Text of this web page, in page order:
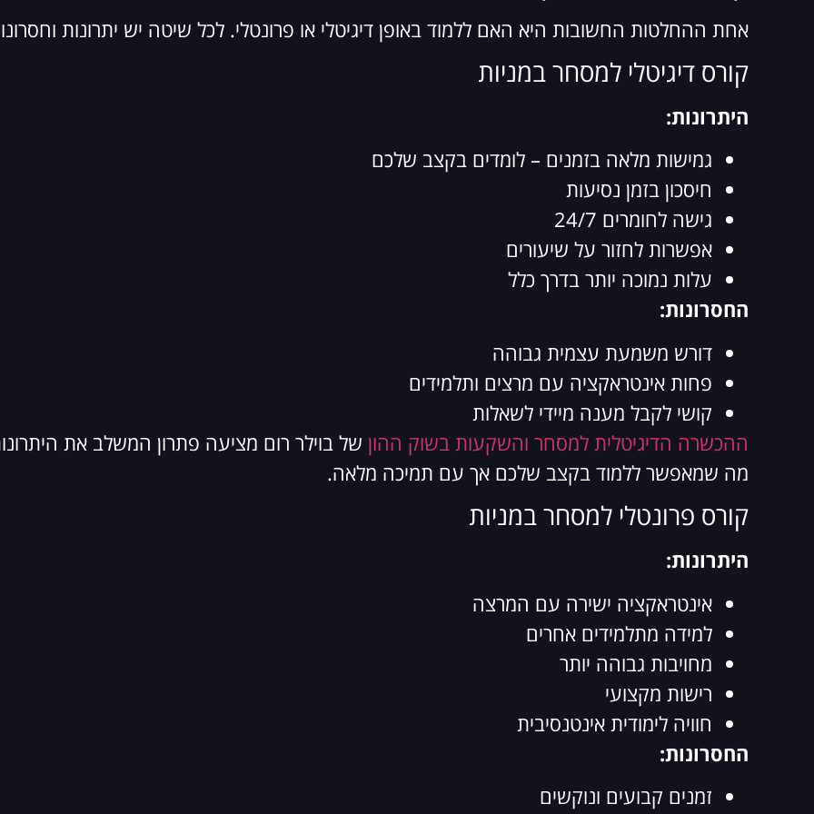
אחת ההחלטות החשובות היא האם ללמוד באופן דיגיטלי או פרונטלי. לכל שיטה יש יתרונות
קורס דיגיטלי למסחר במניות
היתרונות:
גמישות מלאה בזמנים – לומדים בקצב שלכם
חיסכון בזמן נסיעות
גישה לחומרים 24/7
אפשרות לחזור על שיעורים
עלות נמוכה יותר בדרך כלל
החסרונות:
דורש משמעת עצמית גבוהה
פחות אינטראקציה עם מרצים ותלמידים
קושי לקבל מענה מיידי לשאלות
ההכשרה הדיגיטלית למסחר והשקעות בשוק ההון של בוילר רום מציעה פתרון המשלב את
מה שמאפשר ללמוד בקצב שלכם אך עם תמיכה מלאה.
קורס פרונטלי למסחר במניות
היתרונות:
אינטראקציה ישירה עם המרצה
למידה מתלמידים אחרים
מחויבות גבוהה יותר
רישות מקצועי
חוויה לימודית אינטנסיבית
החסרונות:
זמנים קבועים ונוקשים